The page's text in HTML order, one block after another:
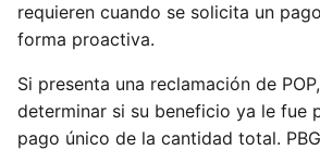
requieren cuando se solicita un
forma proactiva.
Si presenta una reclamación de
determinar si su beneficio ya le fue
pago único de la cantidad total.